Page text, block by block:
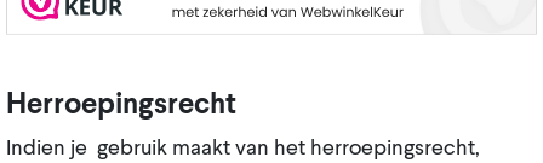
Herroepingsrecht
Indien je gebruik maakt van het herroepingsrecht,